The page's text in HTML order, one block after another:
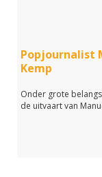
Popjournalist
Kemp
Onder grote
de uitvaart van